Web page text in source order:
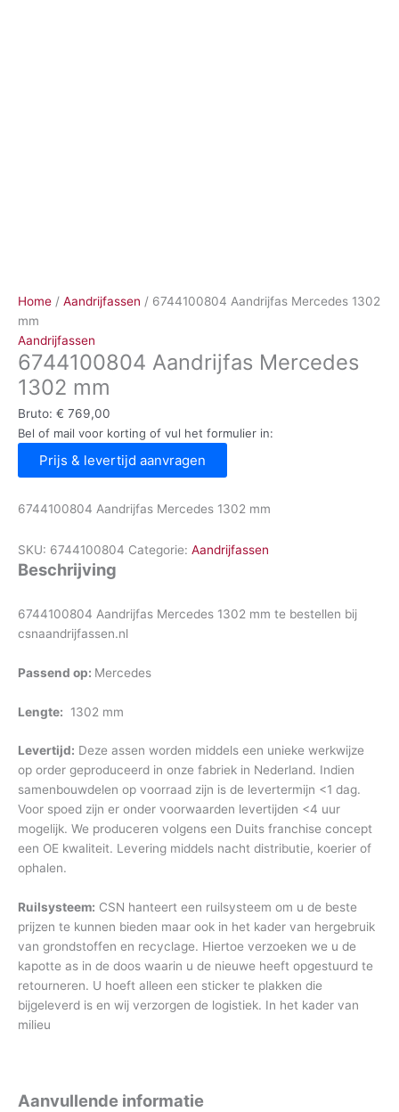
Home / Aandrijfassen / 6744100804 Aandrijfas Mercedes 1302
mm
Aandrijfassen
6744100804 Aandrijfas Mercedes
1302 mm
Bruto: € 769,00
Bel of mail voor korting of vul het formulier in:
Prijs & levertijd aanvragen
6744100804 Aandrijfas Mercedes 1302 mm
SKU: 6744100804 Categorie: Aandrijfassen
Beschrijving
6744100804 Aandrijfas Mercedes 1302 mm te bestellen bij
csnaandrijfassen.nl
Passend op: Mercedes
Lengte: 1302 mm
Levertijd: Deze assen worden middels een unieke werkwijze
op order geproduceerd in onze fabriek in Nederland. Indien
samenbouwdelen op voorraad zijn is de levertermijn <1 dag.
Voor spoed zijn er onder voorwaarden levertijden <4 uur
mogelijk. We produceren volgens een Duits franchise concept
een OE kwaliteit. Levering middels nacht distributie, koerier of
ophalen.
Ruilsysteem: CSN hanteert een ruilsysteem om u de beste
prijzen te kunnen bieden maar ook in het kader van hergebruik
van grondstoffen en recyclage. Hiertoe verzoeken we u de
kapotte as in de doos waarin u de nieuwe heeft opgestuurd te
retourneren. U hoeft alleen een sticker te plakken die
bijgeleverd is en wij verzorgen de logistiek. In het kader van
milieu
Aanvullende informatie